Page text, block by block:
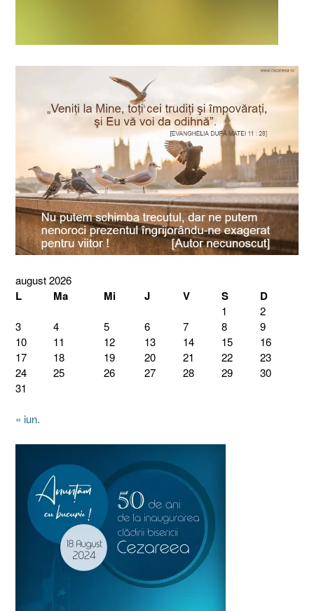
august 2026
L Ma Mi J V S D
1
2
3
4 5 6 7 8
9
10
11 12 13 14 15
16
17
18 19 20 21 22
23
24
25 26 27 28 29
30
31
« iun.